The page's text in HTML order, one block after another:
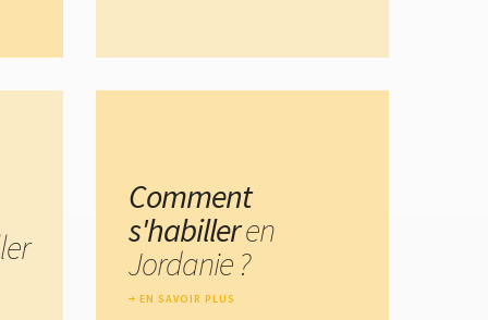
Comment
s'habilleren
Jordanie ?
EN SAVOIR PLUS